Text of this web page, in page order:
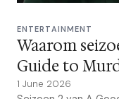
ENTERTAINMENT
Waarom
Guide to
1 June 2026